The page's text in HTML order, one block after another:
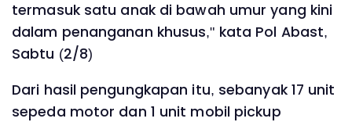
termasuk satu anak di bawah umur yang kini
dalam penanganan khusus," kata Pol Abast,
Sabtu (2/8)
Dari hasil pengungkapan itu, sebanyak 17 unit
sepeda motor dan 1 unit mobil pickup